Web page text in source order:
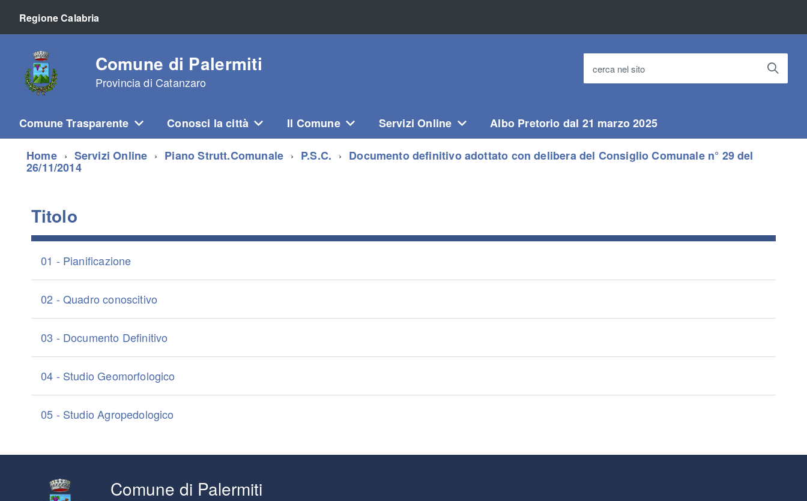
Regione Calabria
Comune di Palermiti
Provincia di Catanzaro
cerca nel sito
Comune Trasparente Conosci la città Il Comune Servizi Online Albo Pretorio dal 21 marzo 2025
Home Servizi Online Piano Strutt.Comunale P.S.C. Documento definitivo adottato con delibera del Consiglio Comunale n° 29 del
26/11/2014
Titolo
01 - Pianificazione
02 - Quadro conoscitivo
03 - Documento Definitivo
04 - Studio Geomorfologico
05 - Studio Agropedologico
Comune di Palermiti